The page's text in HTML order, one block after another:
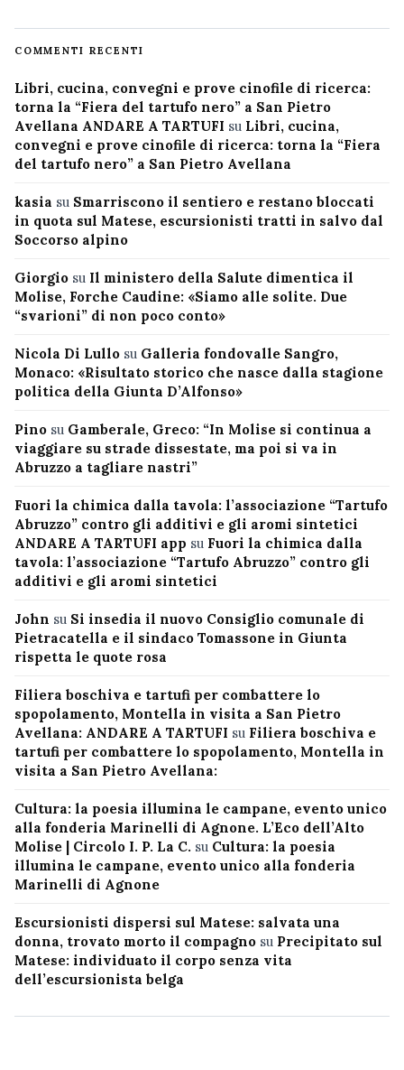
COMMENTI RECENTI
Libri, cucina, convegni e prove cinofile di ricerca:
torna la “Fiera del tartufo nero” a San Pietro
Avellana ANDARE A TARTUFI su Libri, cucina,
convegni e prove cinofile di ricerca: torna la “Fiera
del tartufo nero” a San Pietro Avellana
kasia su Smarriscono il sentiero e restano bloccati
in quota sul Matese, escursionisti tratti in salvo dal
Soccorso alpino
Giorgio su Il ministero della Salute dimentica il
Molise, Forche Caudine: «Siamo alle solite. Due
“svarioni” di non poco conto»
Nicola Di Lullo su Galleria fondovalle Sangro,
Monaco: «Risultato storico che nasce dalla stagione
politica della Giunta D’Alfonso»
Pino su Gamberale, Greco: “In Molise si continua a
viaggiare su strade dissestate, ma poi si va in
Abruzzo a tagliare nastri”
Fuori la chimica dalla tavola: l’associazione “Tartufo
Abruzzo” contro gli additivi e gli aromi sintetici
ANDARE A TARTUFI app su Fuori la chimica dalla
tavola: l’associazione “Tartufo Abruzzo” contro gli
additivi e gli aromi sintetici
John su Si insedia il nuovo Consiglio comunale di
Pietracatella e il sindaco Tomassone in Giunta
rispetta le quote rosa
Filiera boschiva e tartufi per combattere lo
spopolamento, Montella in visita a San Pietro
Avellana: ANDARE A TARTUFI su Filiera boschiva e
tartufi per combattere lo spopolamento, Montella in
visita a San Pietro Avellana:
Cultura: la poesia illumina le campane, evento unico
alla fonderia Marinelli di Agnone. L’Eco dell’Alto
Molise | Circolo I. P. La C. su Cultura: la poesia
illumina le campane, evento unico alla fonderia
Marinelli di Agnone
Escursionisti dispersi sul Matese: salvata una
donna, trovato morto il compagno su Precipitato sul
Matese: individuato il corpo senza vita
dell’escursionista belga